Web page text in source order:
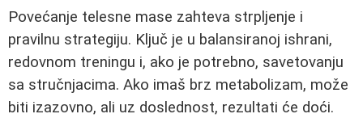
Povećanje telesne mase zahteva strpljenje i
pravilnu strategiju. Ključ je u balansiranoj ishrani,
redovnom treningu i, ako je potrebno, savetovanju
sa stručnjacima. Ako imaš brz metabolizam, može
biti izazovno, ali uz doslednost, rezultati će doći.